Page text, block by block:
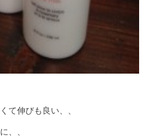
て伸びも良い、、
、、